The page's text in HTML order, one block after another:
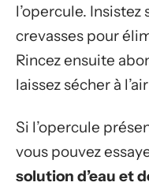
l’opercule.
crevasses pour
Rincez ensuite
laissez sécher à
Si l’opercule
vous pouvez
solution d’eau et